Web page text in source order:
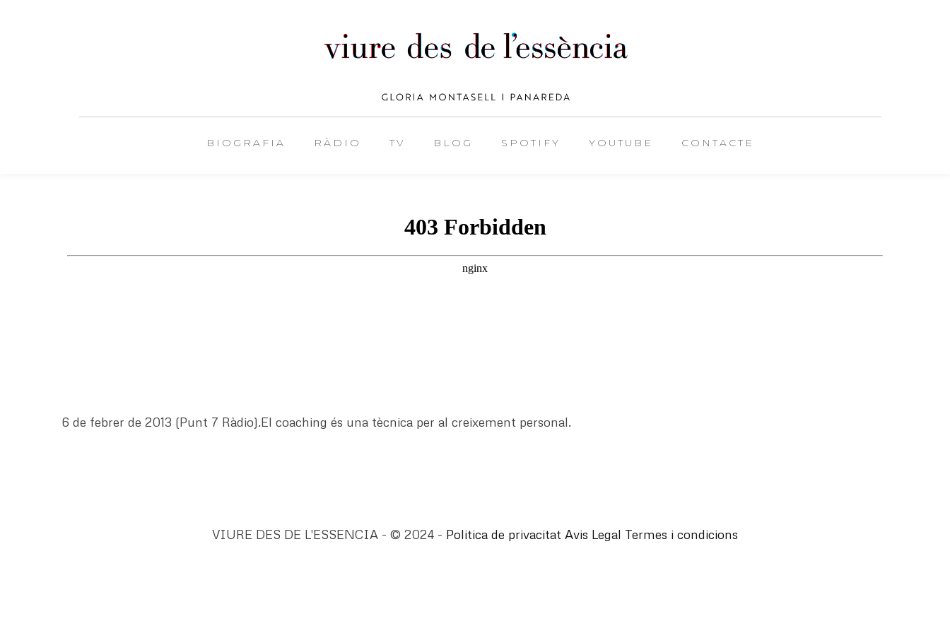
BIOGRAFIA RÀDIO TV BLOG SPOTIFY YOUTUBE CONTACTE
6 de febrer de 2013 (Punt 7 Ràdio).El coaching és una tècnica per al creixement personal.
VIURE DES DE L'ESSENCIA - © 2024 - Politica de privacitat Avis Legal Termes i condicions